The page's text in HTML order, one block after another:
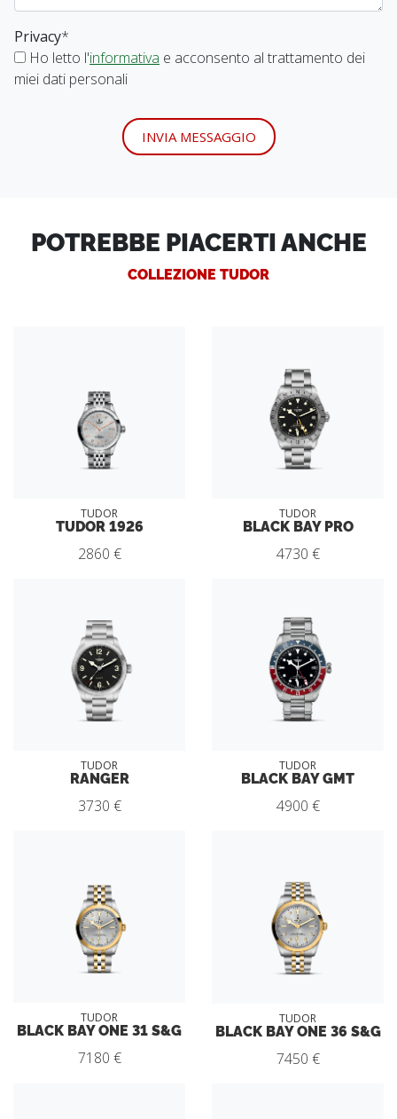
Privacy*
Ho letto l'informativa e acconsento al trattamento dei
miei dati personali
INVIA MESSAGGIO
POTREBBE PIACERTI ANCHE
COLLEZIONE TUDOR
TUDOR
TUDOR 1926
2860 €
TUDOR
BLACK BAY PRO
4730 €
TUDOR
RANGER
3730 €
TUDOR
BLACK BAY GMT
4900 €
TUDOR
BLACK BAY ONE 31 S&G
7180 €
TUDOR
BLACK BAY ONE 36 S&G
7450 €